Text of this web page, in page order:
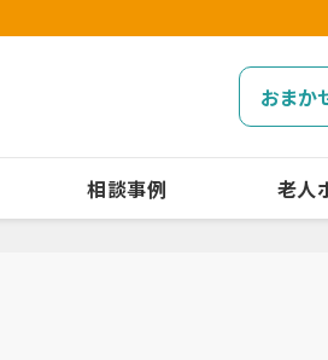
おまか
相談事例 老人